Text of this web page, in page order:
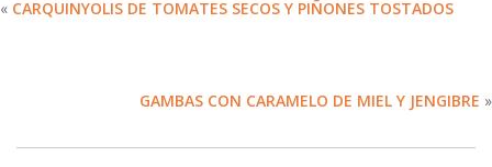
« CARQUINYOLIS DE TOMATES SECOS Y PIÑONES TOSTADOS
GAMBAS CON CARAMELO DE MIEL Y JENGIBRE »